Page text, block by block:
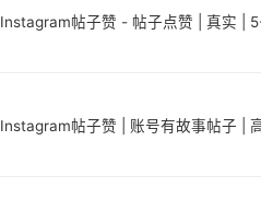
Instagram帖子赞 - 帖子点赞 | 真实 |
Instagram帖子赞 | 账号有故事帖子 |